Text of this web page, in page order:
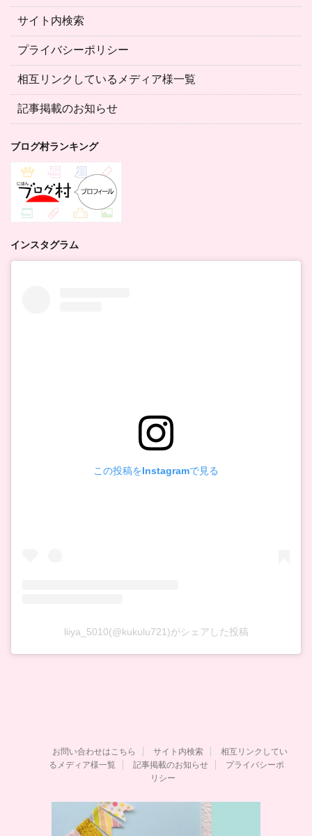
サイト内検索
プライバシーポリシー
相互リンクしているメディア様一覧
記事掲載のお知らせ
ブログ村ランキング
インスタグラム
この投稿をInstagramで見る
liiya_5010(@kukulu721)がシェアした投稿
お問い合わせはこちら サイト内検索
相互リンクしてい
るメディア様一覧
記事掲載のお知らせ
プライバシーポ
リシー